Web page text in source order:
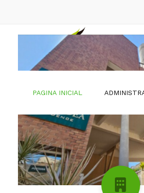
PAGINA INICIAL
CLUBES